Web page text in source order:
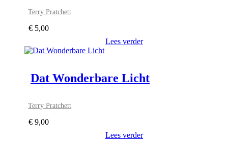
Terry Pratchett
€ 5,00
Lees verder
Dat Wonderbare Licht
Terry Pratchett
€ 9,00
Lees verder